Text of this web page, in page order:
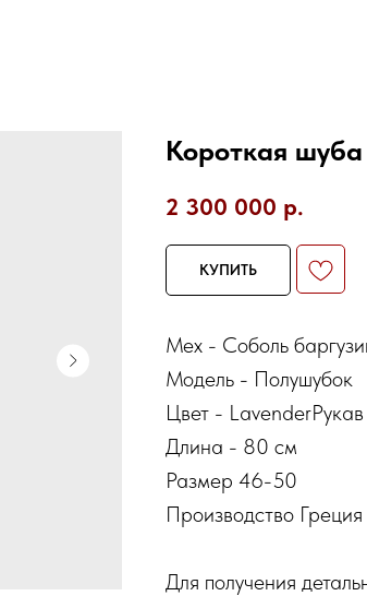
Короткая шуба
2 300 000 р.
КУПИТЬ
Мех - Соболь
Модель - Полушубок
Цвет -
Длина - 80 см
Размер 46-50
Производство Греция
Для получения